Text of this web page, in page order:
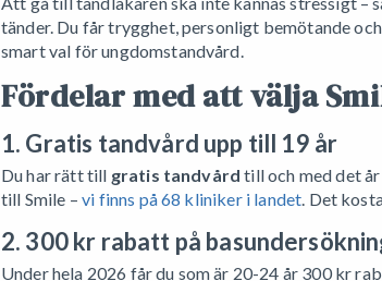
tänder. Du får trygghet, personligt bemötande
smart val för ungdomstandvård.
Fördelar med att välja
1. Gratis tandvård upp till 19 år
Du har rätt till gratis tandvård till och med det
till Smile –vi finns på 68 kliniker i landet . Det
2. 300 kr rabatt på
Under hela 2026 får du som är 20-24 år 300 kr